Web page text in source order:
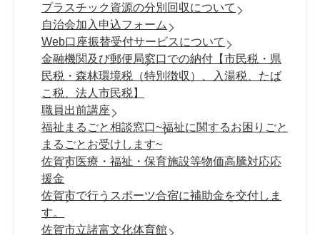
プラスチック資源の分別回収について
自治会加入申込フォーム
Web口座振替受付サービスについて
金融機関及び郵便局窓口での納付【市民税・県
民税・森林環境税（特別徴収）、入湯税、たば
こ税、法人市民税】
職員出前講座
福祉まるごと相談窓口~福祉に関するお困りごと
まるごとお受けします~
佐賀市医療・福祉・保育施設等物価高騰対応応
援金
佐賀市で行うスポーツ合宿に補助金を交付しま
す。
佐賀市立諸富文化体育館